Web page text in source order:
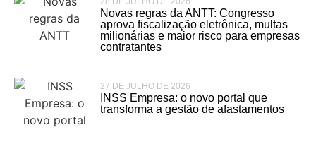
Novas regras da ANTT: Congresso
aprova fiscalização eletrônica, multas
milionárias e maior risco para empresas
contratantes
27 DE JULHO DE 2026
INSS Empresa: o novo portal que
transforma a gestão de afastamentos